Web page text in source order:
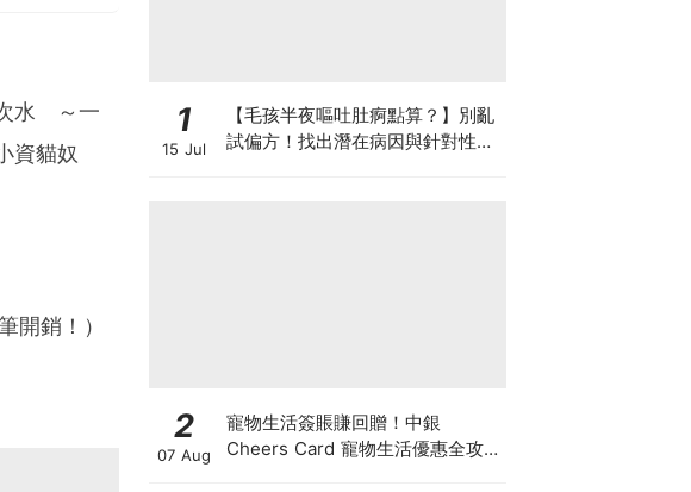
水 ～一
資貓奴
開銷！）
1
15 Jul
【毛孩半夜嘔吐肚痾點算？】別亂
試偏方！找出潛在病因與針對性營
2
07 Aug
寵物生活簽賬賺回贈！中銀
Cheers Card 寵物生活優惠全攻